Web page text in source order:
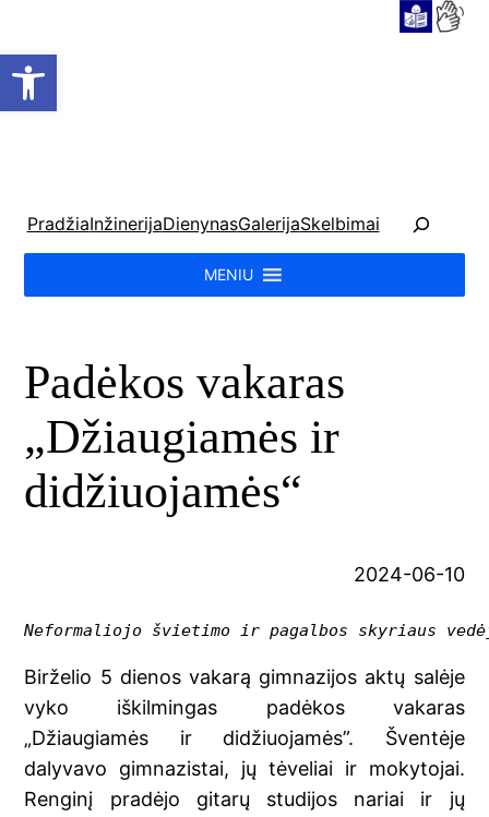
Open toolbar
PradžiaInžinerijaDienynasGalerijaSkelbimai
a
MENIU
Padėkos vakaras
„Džiaugiamės ir
didžiuojamės“
2024-06-10
Neformaliojo švietimo ir pagalbos skyriaus
Birželio 5 dienos vakarą gimnazijos aktų salėje
vyko iškilmingas padėkos vakaras
„Džiaugiamės ir didžiuojamės”. Šventėje
dalyvavo gimnazistai, jų tėveliai ir mokytojai.
Renginį pradėjo gitarų studijos nariai ir jų